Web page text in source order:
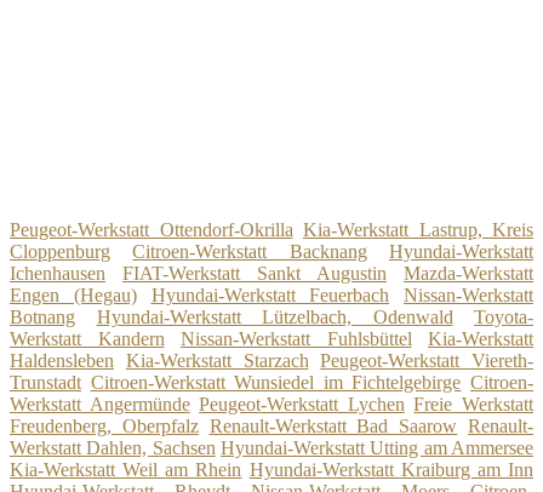
Peugeot-Werkstatt Ottendorf-Okrilla Kia-Werkstatt Lastrup, Kreis
Cloppenburg
Citroen-Werkstatt Backnang
Hyundai-Werkstatt
Ichenhausen
FIAT-Werkstatt Sankt Augustin
Mazda-Werkstatt
Engen (Hegau)
Hyundai-Werkstatt Feuerbach
Nissan-Werkstatt
Botnang
Hyundai-Werkstatt Lützelbach, Odenwald
Toyota-
Werkstatt Kandern
Nissan-Werkstatt Fuhlsbüttel
Kia-Werkstatt
Haldensleben
Kia-Werkstatt Starzach
Peugeot-Werkstatt Viereth-
Trunstadt Citroen-Werkstatt Wunsiedel im Fichtelgebirge Citroen-
Werkstatt Angermünde Peugeot-Werkstatt Lychen Freie Werkstatt
Freudenberg, Oberpfalz Renault-Werkstatt Bad Saarow Renault-
Werkstatt Dahlen, Sachsen Hyundai-Werkstatt Utting am Ammersee
Kia-Werkstatt Weil am Rhein Hyundai-Werkstatt Kraiburg am Inn